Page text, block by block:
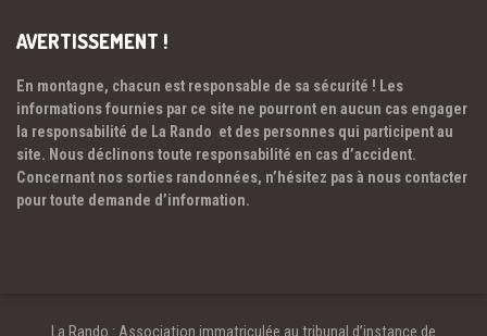
AVERTISSEMENT !
En montagne, chacun est responsable de sa sécurité ! Les
informations fournies par ce site ne pourront en aucun cas engager
la responsabilité de La Rando et des personnes qui participent au
site. Nous déclinons toute responsabilité en cas d’accident.
Concernant nos sorties randonnées, n’hésitez pas à nous contacter
pour toute demande d’information.
La Rando : Association immatriculée au tribunal d’instance de